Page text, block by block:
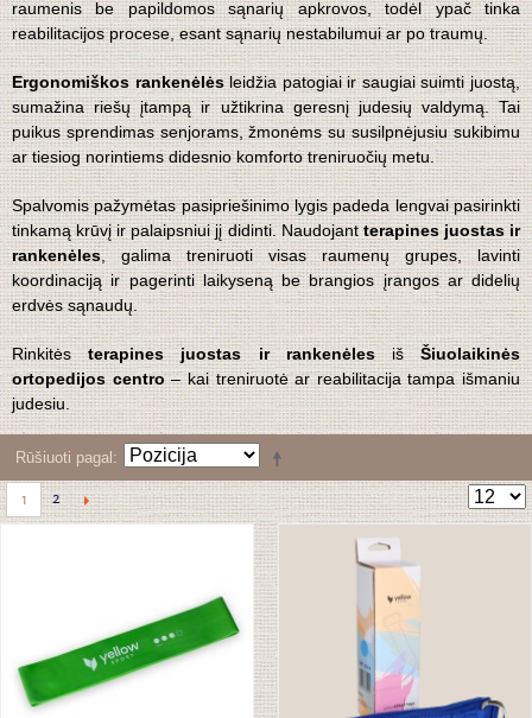
raumenis be papildomos sąnarių apkrovos, todėl ypač tinka
reabilitacijos procese, esant sąnarių nestabilumui ar po traumų.
Ergonomiškos rankenėlėsleidžia patogiai ir saugiai suimti juostą,
sumažina riešų įtampą ir užtikrina geresnį judesių valdymą. Tai
puikus sprendimas senjorams, žmonėms su susilpnėjusiu sukibimu
ar tiesiog norintiems didesnio komforto treniruočių metu.
Spalvomis pažymėtas pasipriešinimo lygis padeda lengvai pasirinkti
tinkamą krūvį ir palaipsniui jį didinti. Naudojantterapines juostas ir
rankenėles, galima treniruoti visas raumenų grupes, lavinti
koordinaciją ir pagerinti laikyseną be brangios įrangos ar didelių
erdvės sąnaudų.
Rinkitėsterapinesjuostas ir rankenėlesišŠiuolaikinės
ortopedijos centro– kai treniruotė ar reabilitacija tampa išmaniu
judesiu.
Rūšiuoti pagal
1 2